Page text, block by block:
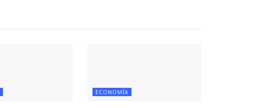
ECONOMÍA